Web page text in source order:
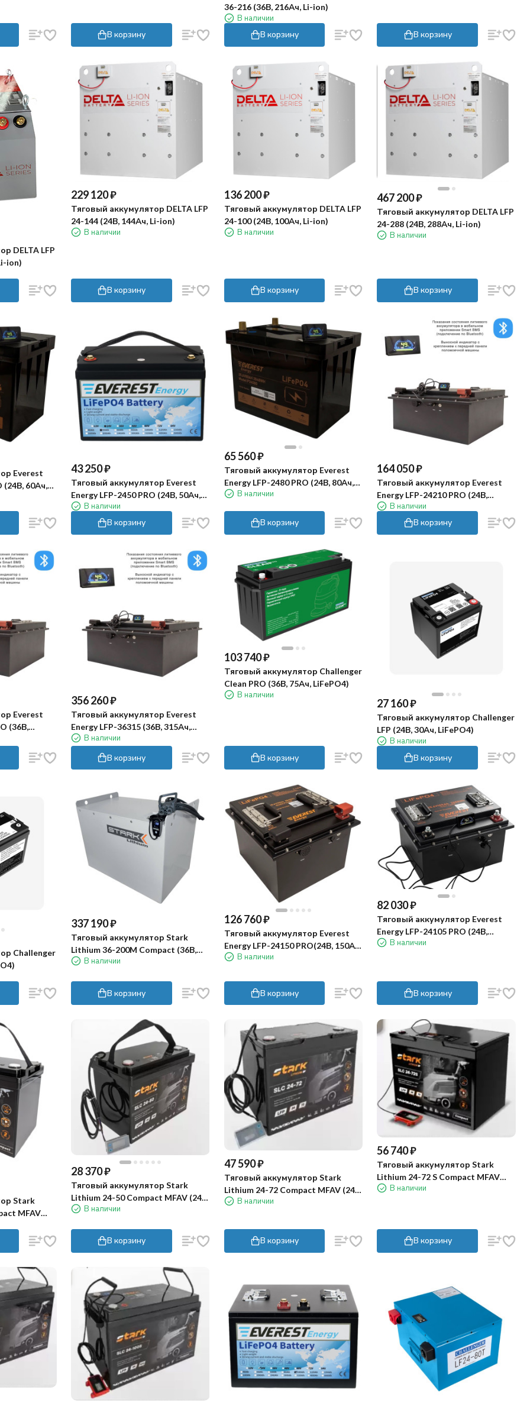
В корзину
36-216 (36В, 216Ач, Li-ion)
В наличии
В корзину В корзину
DELTA LFP
ion)
229 120₽
Тяговый аккумулятор DELTA LFP
24-144 (24В, 144Ач, Li-ion)
В наличии
В корзину
136 200₽
Тяговый аккумулятор DELTA LFP
24-100 (24В, 100Ач, Li-ion)
В наличии
В корзину
467 200₽
Тяговый аккумулятор DELTA LFP
24-288 (24В, 288Ач, Li-ion)
В наличии
В корзину
Everest
(24В, 60Ач,
43 250₽
Тяговый аккумулятор Everest
Energy LFP-2450 PRO (24В, 50Ач,
LiFePo4)
В наличии
В корзину
65 560₽
Тяговый аккумулятор Everest
Energy LFP-2480 PRO (24В, 80Ач,
LiFePO4)
В наличии
В корзину
164 050₽
Тяговый аккумулятор Everest
Energy LFP-24210 PRO (24В,
210Ач, LiFePO4)
В наличии
В корзину
Everest
(36В,
356 260₽
Тяговый аккумулятор Everest
Energy LFP-36315 (36В, 315Ач,
LiFePO4)
В наличии
В корзину
103 740₽
Тяговый аккумулятор Challenger
Clean PRO (36В, 75Ач, LiFePO4)
В наличии
В корзину
27 160₽
Тяговый аккумулятор Challenger
LFP (24В, 30Ач, LiFePO4)
В наличии
В корзину
Challenger
337 190₽
Тяговый аккумулятор Stark
Lithium 36-200M Compact (36В,
200Ач, Li-ion)
В наличии
В корзину
126 760₽
Тяговый аккумулятор Everest
Energy LFP-24150 PRO(24В, 150Ач,
LiFePO4)
В наличии
В корзину
82 030₽
Тяговый аккумулятор Everest
Energy LFP-24105 PRO (24В,
105Ач, LiFePO4)
В наличии
В корзину
Stark
MFAV
28 370₽
Тяговый аккумулятор Stark
Lithium 24-50 Compact MFAV (24В,
50Ач, LiFePO4)
В наличии
В корзину
47 590₽
Тяговый аккумулятор Stark
Lithium 24-72 Compact MFAV (24В,
72Ач, Li-ion)
В наличии
В корзину
56 740₽
Тяговый аккумулятор Stark
Lithium 24-72 S Compact MFAV
(24В, 72Ач, Li-ion)
В наличии
В корзину